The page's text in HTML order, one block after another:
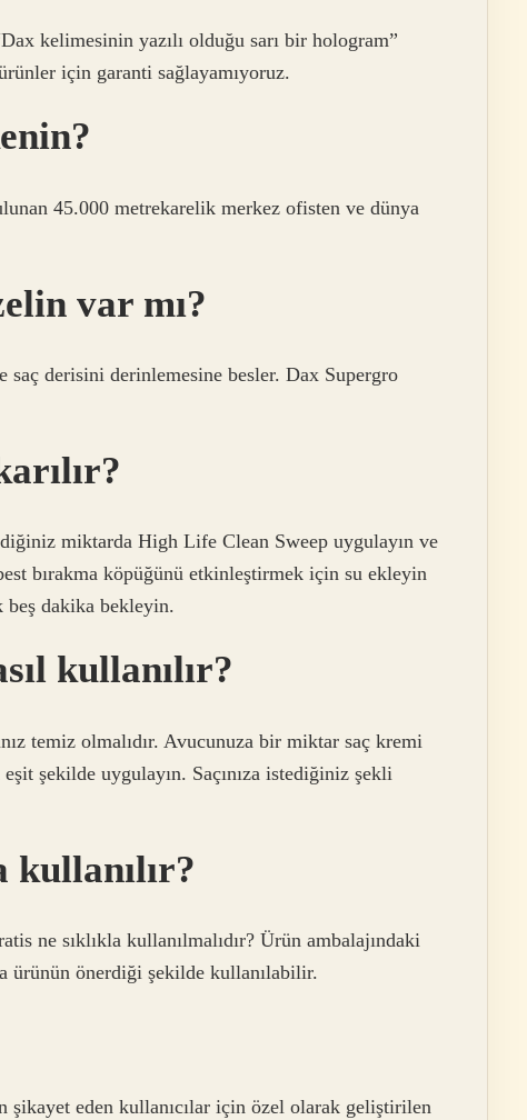
kelimesinin yazılı olduğu sarı bir hologram”
için garanti sağlayamıyoruz.
45.000 metrekarelik merkez ofisten ve dünya
var mı?
saç derisini derinlemesine besler. Dax Supergro
miktarda High Life Clean Sweep uygulayın ve
bırakma köpüğünü etkinleştirmek için su ekleyin
beş dakika bekleyin.
kullanılır?
temiz olmalıdır. Avucunuza bir miktar saç kremi
eşit şekilde uygulayın. Saçınıza istediğiniz şekli
kullanılır?
ne sıklıkla kullanılmalıdır? Ürün ambalajındaki
ürünün önerdiği şekilde kullanılabilir.
şikayet eden kullanıcılar için özel olarak geliştirilen